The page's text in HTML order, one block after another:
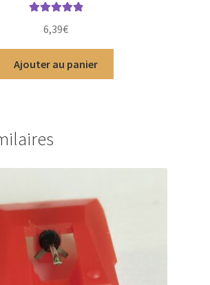
6,39€
Ajouter au panier